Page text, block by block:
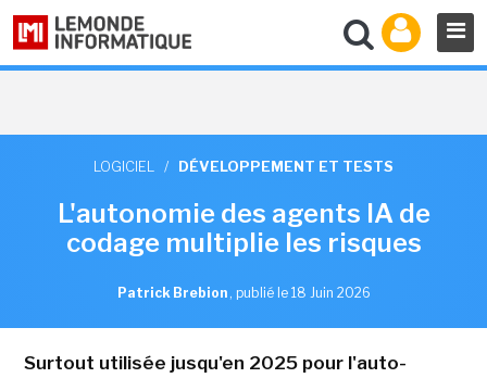
LOGICIEL / DÉVELOPPEMENT ET TESTS
L'autonomie des agents IA de
codage multiplie les risques
Patrick Brebion , publié le 18 Juin 2026
Surtout utilisée jusqu'en 2025 pour l'auto-